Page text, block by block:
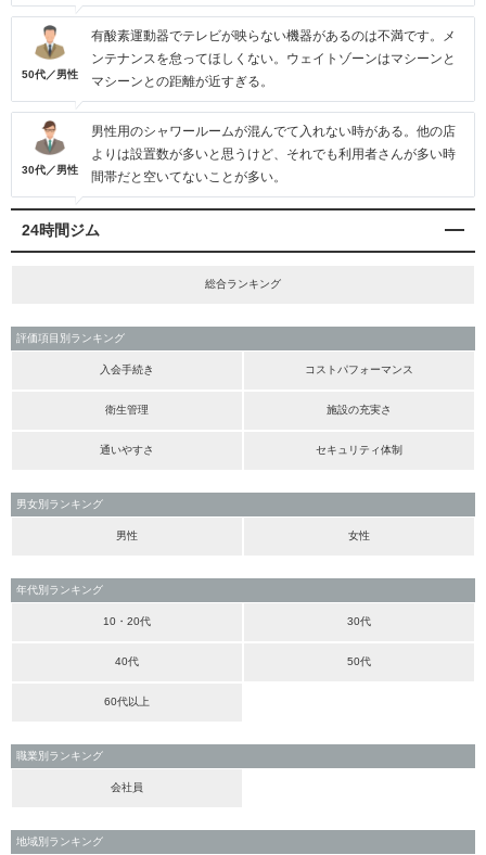
50代／男性
有酸素運動器でテレビが映らない機器があるのは不満です。メ
ンテナンスを怠ってほしくない。ウェイトゾーンはマシーンと
マシーンとの距離が近すぎる。
30代／男性
男性用のシャワールームが混んでて入れない時がある。他の店
よりは設置数が多いと思うけど、それでも利用者さんが多い時
間帯だと空いてないことが多い。
24時間ジム
総合ランキング
評価項目別ランキング
入会手続き コストパフォーマンス
衛生管理 施設の充実さ
通いやすさ セキュリティ体制
男女別ランキング
男性 女性
年代別ランキング
10・20代 30代
40代 50代
60代以上
職業別ランキング
会社員
地域別ランキング